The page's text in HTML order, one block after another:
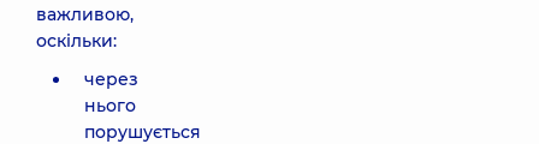
важливою,
оскільки:
через
нього
порушується